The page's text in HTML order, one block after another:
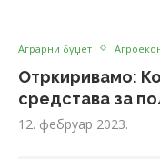
Аграрни буџет
Отркиривамо:
средстава за
12. фебруар 2023.